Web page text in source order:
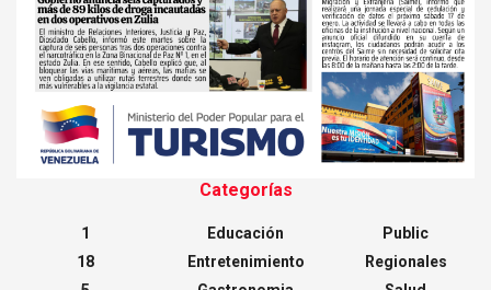
Categorías
1
18
Educación
Entretenimiento
Public
Regionales